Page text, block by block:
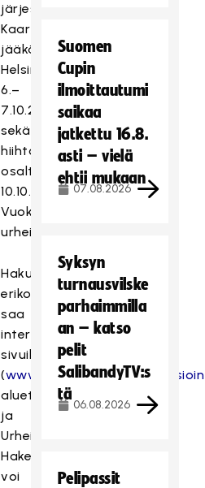
järjestetään
Kaartin
jääkärirykmentissä
Helsingissä
6.–
7.10.2025
sekä
hiihtolajien
osalta
10.10.2025
Vuokatin
urheiluopistolla.
Hakulomakkeita
erikoisjoukkoihin
saa
internet-
sivuilta
(www.puolustusvoimat.fi/
aluetoimistoista
ja
Urheilukoululta.
Hakea
voi
Suomen
Cupin
ilmoittautumi
saikaa
jatkettu 16.8.
asti – vielä
ehtii mukaan
07.08.2026
Syksyn
turnausvilske
parhaimmilla
an – katso
pelit
SalibandyTV:s
tä
06.08.2026
Pelipassit